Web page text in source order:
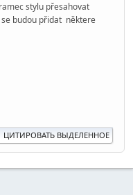
stylu přesahovat
budou přidat některe
ЦИТИРОВАТЬ ВЫДЕЛЕННОЕ